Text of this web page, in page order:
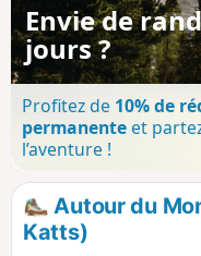
Envie de
jours ?
Profitez de 10% de
permanenteet
l’aventure !
Autour du
Katts)